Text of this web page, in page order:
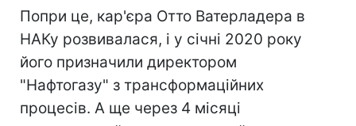
Попри це, кар'єра Отто Ватерладера в
НАКу розвивалася, і у січні 2020 року
його призначили директором
"Нафтогазу" з трансформаційних
процесів. А ще через 4 місяці